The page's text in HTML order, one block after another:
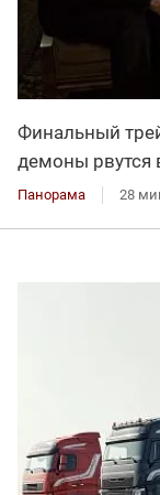
Финальный
демоны рвутся
Панорама 28